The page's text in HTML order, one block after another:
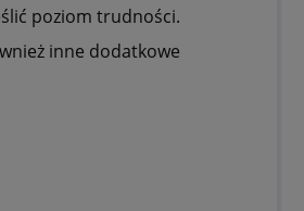
poziom trudności.
inne dodatkowe